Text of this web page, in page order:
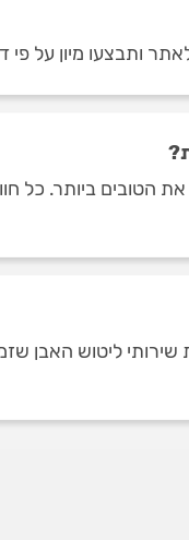
ותבצעו מיון על פי
הטובים ביותר. כל